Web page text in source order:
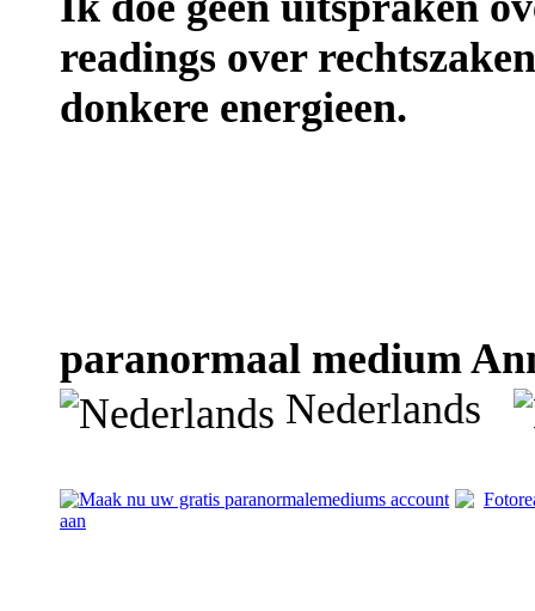
readings over
donkere energieen.
paranormaal medium
Nederlands